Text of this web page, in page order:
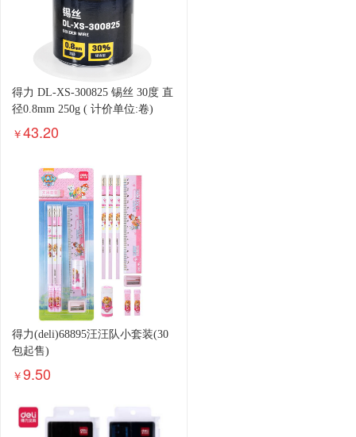
得力 DL-XS-300825 锡丝 30度 直
径0.8mm 250g ( 计价单位:卷)
￥43.20
得力(deli)68895汪汪队小套装(30
包起售)
￥9.50